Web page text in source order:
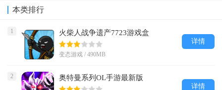
本类排行
1 火柴人战争遗产7723游戏盒
变态游戏 / 490MB
详情
2 奥特曼系列OL手游最新版
详情